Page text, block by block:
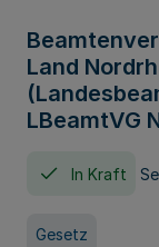
Land
LBeamtVG
In Kraft
Gesetz